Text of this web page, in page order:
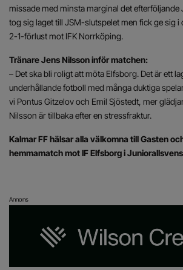
missade med minsta marginal det efterföljande
tog sig laget till JSM-slutspelet men fick ge sig i
2-1-förlust mot IFK Norrköping.
Tränare Jens Nilsson inför matchen:
– Det ska bli roligt att möta Elfsborg. Det är ett
underhållande fotboll med många duktiga
vi Pontus Gitzelov och Emil Sjöstedt, mer
Nilsson är tillbaka efter en stressfraktur.
Kalmar FF hälsar alla välkomna till Gasten
hemmamatch mot IF Elfsborg i
Annons